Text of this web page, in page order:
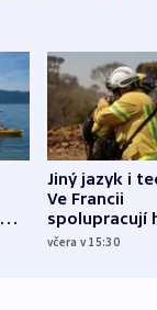
Jiný jazyk i
Ve Francii
spolupracují
různých zemí
včera v 15:30